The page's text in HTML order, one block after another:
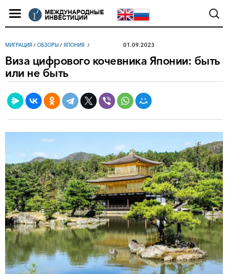
МИГРАЦИЯ / ОБЗОРЫ / ЯПОНИЯ 01.09.2023
Виза цифрового кочевника Японии: быть
или не быть